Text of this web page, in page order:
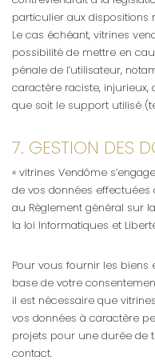
particulier aux dispositions
Le cas échéant, vitrines
possibilité de mettre en
pénale de l’utilisateur,
caractère raciste, injurieux,
que soit le support utilisé
7. GESTION DES
« vitrines Vendôme
de vos données
au Règlement général sur
la loi Informatiques et
Pour vous fournir les
base de votre
il est nécessaire que
vos données à caractère
projets pour une durée de
contact.